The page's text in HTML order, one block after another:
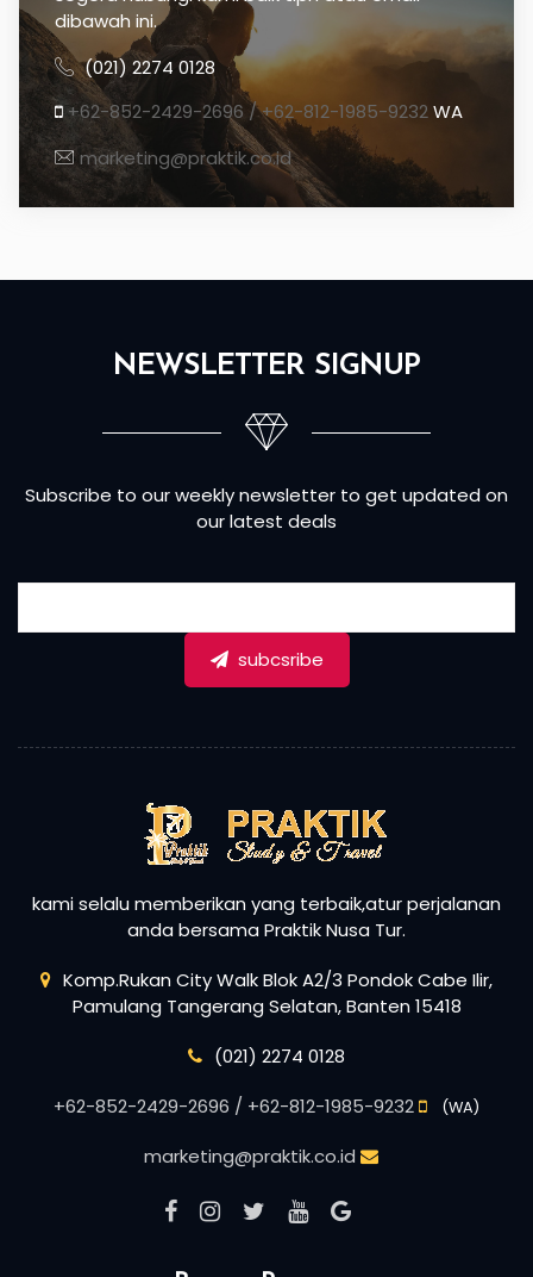
dibawah ini.
(021) 2274 0128
+62-852-2429-2696 / +62-812-1985-9232WA
marketing@praktik.co.id
NEWSLETTER SIGNUP
Subscribe to our weekly newsletter to get updated on
our latest deals
subcsribe
kami selalu memberikan yang terbaik,atur perjalanan
anda bersama Praktik Nusa Tur.
Komp.Rukan City Walk Blok A2/3 Pondok Cabe Ilir,
Pamulang Tangerang Selatan, Banten 15418
(021) 2274 0128
+62-852-2429-2696 / +62-812-1985-9232
(WA)
marketing@praktik.co.id